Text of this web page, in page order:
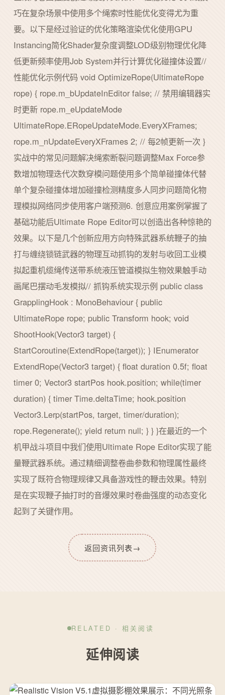
巧在复杂场景中使用多个绳索时性能优化变得尤为重
要。以下是经过验证的优化策略渲染优化使用GPU
Instancing简化Shader复杂度调整LOD级别物理优化降
低更新频率使用Job System并行计算优化碰撞体设置//
性能优化示例代码 void OptimizeRope(UltimateRope
rope) { rope.m_bUpdateInEditor false; // 禁用编辑器实
时更新 rope.m_eUpdateMode
UltimateRope.ERopeUpdateMode.EveryXFrames;
rope.m_nUpdateEveryXFrames 2; // 每2帧更新一次 }
实战中的常见问题解决绳索断裂问题调整Max Force参
数增加物理迭代次数穿模问题使用多个简单碰撞体代替
单个复杂碰撞体增加碰撞检测精度多人同步问题简化物
理模拟网络同步使用客户端预测6. 创意应用案例掌握了
基础功能后Ultimate Rope Editor可以创造出各种惊艳的
效果。以下是几个创新应用方向特殊武器系统鞭子的抽
打与缠绕锁链武器的物理互动抓钩的发射与收回工业模
拟起重机缆绳传送带系统液压管道模拟生物效果触手动
画尾巴摆动毛发模拟// 抓钩系统实现示例 public class
GrapplingHook : MonoBehaviour { public
UltimateRope rope; public Transform hook; void
ShootHook(Vector3 target) {
StartCoroutine(ExtendRope(target)); } IEnumerator
ExtendRope(Vector3 target) { float duration 0.5f; float
timer 0; Vector3 startPos hook.position; while(timer
duration) { timer Time.deltaTime; hook.position
Vector3.Lerp(startPos, target, timer/duration);
rope.Regenerate(); yield return null; } } }在最近的一个
机甲战斗项目中我们使用Ultimate Rope Editor实现了能
量鞭武器系统。通过精细调整卷曲参数和物理属性最终
实现了既符合物理规律又具备游戏性的鞭击效果。特别
是在实现鞭子抽打时的音爆效果时卷曲强度的动态变化
起到了关键作用。
返回资讯列表→
RELATED · 相关阅读
延伸阅读